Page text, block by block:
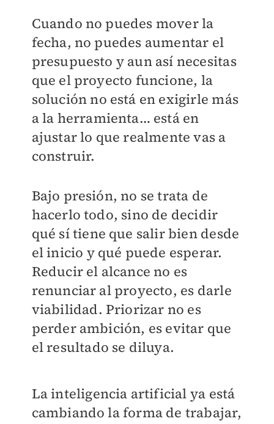
Cuando no puedes mover la
fecha, no puedes aumentar el
presupuesto y aun así necesitas
que el proyecto funcione, la
solución no está en exigirle más
a la herramienta… está en
ajustar lo que realmente vas a
construir.
Bajo presión, no se trata de
hacerlo todo, sino de decidir
qué sí tiene que salir bien desde
el inicio y qué puede esperar.
Reducir el alcance no es
renunciar al proyecto, es darle
viabilidad. Priorizar no es
perder ambición, es evitar que
el resultado se diluya.
La inteligencia artificial ya está
cambiando la forma de trabajar,